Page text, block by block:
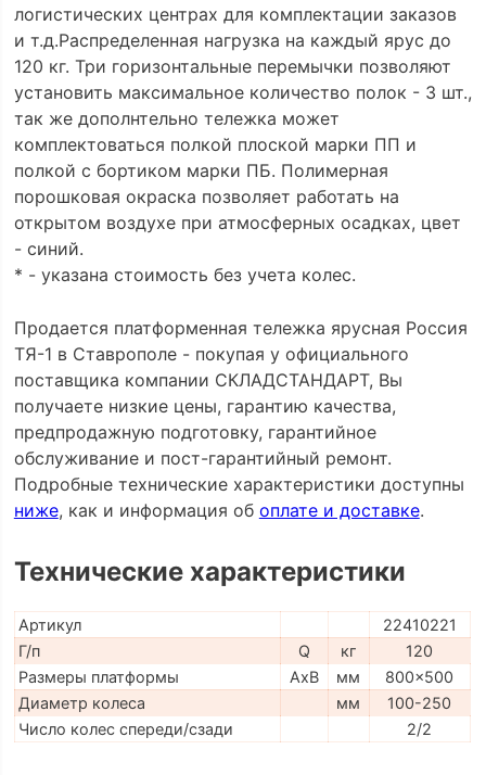
логистических центрах для комплектации заказов
и т.д.Распределенная нагрузка на каждый ярус до
120 кг. Три горизонтальные перемычки позволяют
установить максимальное количество полок - 3 шт.,
так же дополнтельно тележка может
комплектоваться полкой плоской марки ПП и
полкой с бортиком марки ПБ. Полимерная
порошковая окраска позволяет работать на
открытом воздухе при атмосферных осадках, цвет
- синий.
* - указана стоимость без учета колес.
Продается платформенная тележка ярусная Россия
ТЯ-1 в Ставрополе - покупая у официального
поставщика компании СКЛАДСТАНДАРТ, Вы
получаете низкие цены, гарантию качества,
предпродажную подготовку, гарантийное
обслуживание и пост-гарантийный ремонт.
Подробные технические характеристики доступны
ниже, как и информация об оплате и доставке.
Технические характеристики
Артикул
22410221
Г/п
Q кг
120
Размеры платформы
AxB мм
800x500
Диаметр колеса
мм
100-250
Число колес спереди/сзади
2/2